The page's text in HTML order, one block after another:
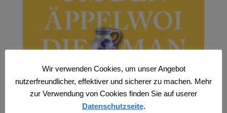
Wir verwenden Cookies, um unser Angebot
nutzerfreundlicher, effektiver und sicherer zu machen. Mehr
zur Verwendung von Cookies finden Sie auf userer
Datenschutzseite.